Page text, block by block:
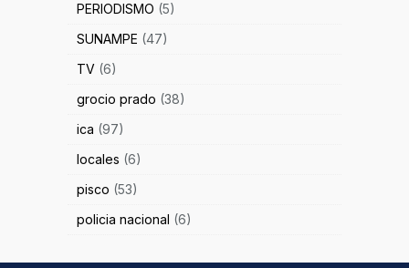
PERIODISMO (5)
SUNAMPE (47)
TV (6)
grocio prado (38)
ica (97)
locales (6)
pisco (53)
policia nacional (6)